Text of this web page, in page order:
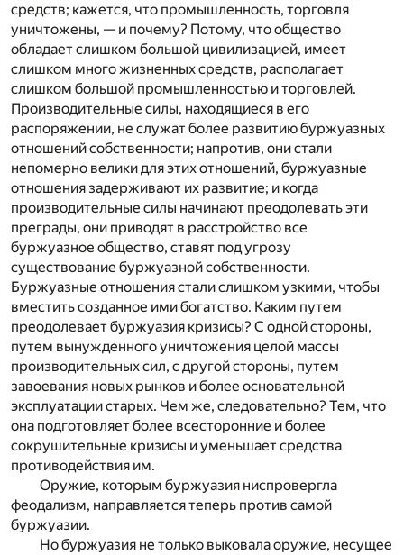
средств; кажется, что промышленность, торговля
уничтожены, — и почему? Потому, что общество
обладает слишком большой цивилизацией, имеет
слишком много жизненных средств, располагает
слишком большой промышленностью и торговлей.
Производительные силы, находящиеся в его
распоряжении, не служат более развитию буржуазных
отношений собственности; напротив, они стали
непомерно велики для этих отношений, буржуазные
отношения задерживают их развитие; и когда
производительные силы начинают преодолевать эти
преграды, они приводят в расстройство все
буржуазное общество, ставят под угрозу
существование буржуазной собственности.
Буржуазные отношения стали слишком узкими, чтобы
вместить созданное ими богатство. Каким путем
преодолевает буржуазия кризисы? С одной стороны,
путем вынужденного уничтожения целой массы
производительных сил, с другой стороны, путем
завоевания новых рынков и более основательной
эксплуатации старых. Чем же, следовательно? Тем, что
она подготовляет более всесторонние и более
сокрушительные кризисы и уменьшает средства
противодействия им.
Оружие, которым буржуазия ниспровергла
феодализм, направляется теперь против самой
буржуазии.
Но буржуазия не только выковала оружие, несущее